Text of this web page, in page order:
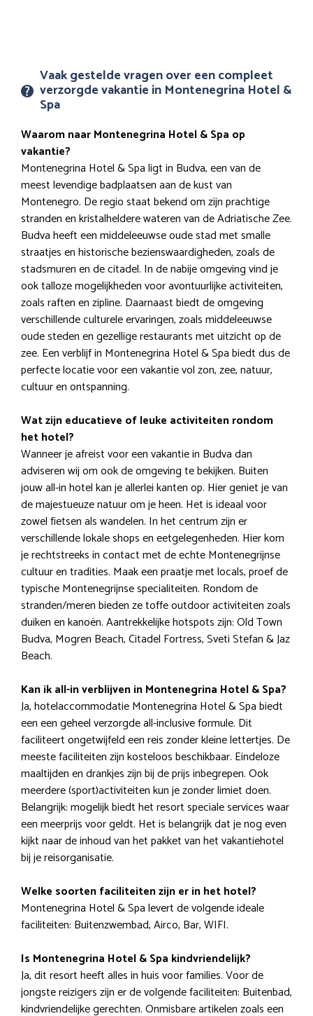
Vaak gestelde vragen over een compleet
verzorgde vakantie in Montenegrina Hotel &
Spa
Waarom naar Montenegrina Hotel & Spa op
vakantie?
Montenegrina Hotel & Spa ligt in Budva, een van de
meest levendige badplaatsen aan de kust van
Montenegro. De regio staat bekend om zijn prachtige
stranden en kristalheldere wateren van de Adriatische Zee.
Budva heeft een middeleeuwse oude stad met smalle
straatjes en historische bezienswaardigheden, zoals de
stadsmuren en de citadel. In de nabije omgeving vind je
ook talloze mogelijkheden voor avontuurlijke activiteiten,
zoals raften en zipline. Daarnaast biedt de omgeving
verschillende culturele ervaringen, zoals middeleeuwse
oude steden en gezellige restaurants met uitzicht op de
zee. Een verblijf in Montenegrina Hotel & Spa biedt dus de
perfecte locatie voor een vakantie vol zon, zee, natuur,
cultuur en ontspanning.
Wat zijn educatieve of leuke activiteiten rondom
het hotel?
Wanneer je afreist voor een vakantie in Budva dan
adviseren wij om ook de omgeving te bekijken. Buiten
jouw all-in hotel kan je allerlei kanten op. Hier geniet je van
de majestueuze natuur om je heen. Het is ideaal voor
zowel fietsen als wandelen. In het centrum zijn er
verschillende lokale shops en eetgelegenheden. Hier kom
je rechtstreeks in contact met de echte Montenegrijnse
cultuur en tradities. Maak een praatje met locals, proef de
typische Montenegrijnse specialiteiten. Rondom de
stranden/meren bieden ze toffe outdoor activiteiten zoals
duiken en kanoën. Aantrekkelijke hotspots zijn: Old Town
Budva, Mogren Beach, Citadel Fortress, Sveti Stefan & Jaz
Beach.
Kan ik all-in verblijven in Montenegrina Hotel & Spa?
Ja, hotelaccommodatie Montenegrina Hotel & Spa biedt
een een geheel verzorgde all-inclusive formule. Dit
faciliteert ongetwijfeld een reis zonder kleine lettertjes. De
meeste faciliteiten zijn kosteloos beschikbaar. Eindeloze
maaltijden en drankjes zijn bij de prijs inbegrepen. Ook
meerdere (sport)activiteiten kun je zonder limiet doen.
Belangrijk: mogelijk biedt het resort speciale services waar
een meerprijs voor geldt. Het is belangrijk dat je nog even
kijkt naar de inhoud van het pakket van het vakantiehotel
bij je reisorganisatie.
Welke soorten faciliteiten zijn er in het hotel?
Montenegrina Hotel & Spa levert de volgende ideale
faciliteiten: Buitenzwembad, Airco, Bar, WIFI.
Is Montenegrina Hotel & Spa kindvriendelijk?
Ja, dit resort heeft alles in huis voor families. Voor de
jongste reizigers zijn er de volgende faciliteiten: Buitenbad,
kindvriendelijke gerechten. Onmisbare artikelen zoals een